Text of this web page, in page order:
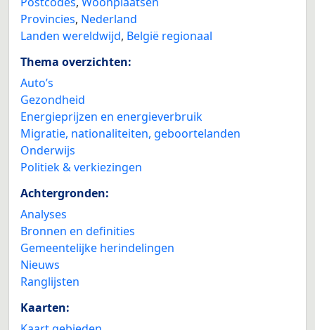
Provincies, Nederland
Landen wereldwijd, België regionaal
Thema overzichten:
Auto’s
Gezondheid
Energieprijzen en energieverbruik
Migratie, nationaliteiten, geboortelanden
Onderwijs
Politiek & verkiezingen
Achtergronden:
Analyses
Bronnen en definities
Gemeentelijke herindelingen
Nieuws
Ranglijsten
Kaarten: